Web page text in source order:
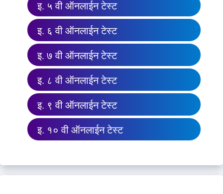
इ. ५ वी ऑनलाईन टेस्ट
इ. ६ वी ऑनलाईन टेस्ट
इ. ७ वी ऑनलाईन टेस्ट
इ. ८ वी ऑनलाईन टेस्ट
इ. ९ वी ऑनलाईन टेस्ट
इ. १० वी ऑनलाईन टेस्ट